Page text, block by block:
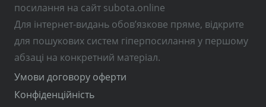
посилання на сайт subota.online
Для інтернет-видань обов’язкове пряме, відкрите
для пошукових систем гіперпосилання у першому
абзаці на конкретний матеріал.
Умови договору оферти
Конфіденційність